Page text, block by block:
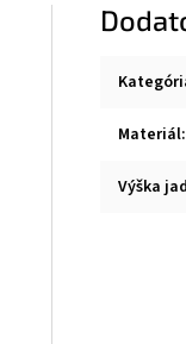
Materiál:
Výška